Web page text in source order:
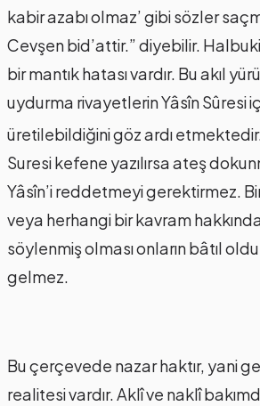
kabir azabı olmaz’ gibi sözler
Cevşen bid’attir.” diyebilir.
bir mantık hatası vardır. Bu akıl
uydurma rivayetlerin Yâsîn Sûresi
üretilebildiğini göz ardı
Suresi kefene yazılırsa ateş
Yâsîn’i reddetmeyi gerektirmez.
veya herhangi bir kavram
söylenmiş olması onların bâtıl
gelmez.
Bu çerçevede nazar haktır, yani
realitesi vardır. Aklî ve naklî